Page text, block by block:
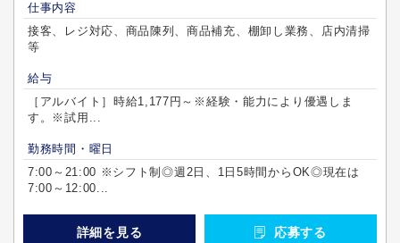
仕事内容
接客、レジ対応、商品陳列、商品補充、棚卸し業務、店内清掃
等
給与
［アルバイト］時給1,177円～※経験・能力により優遇しま
す。※試用...
勤務時間・曜日
7:00～21:00 ※シフト制◎週2日、1日5時間からOK◎現在は
7:00～12:00...
詳細を見る 応募する